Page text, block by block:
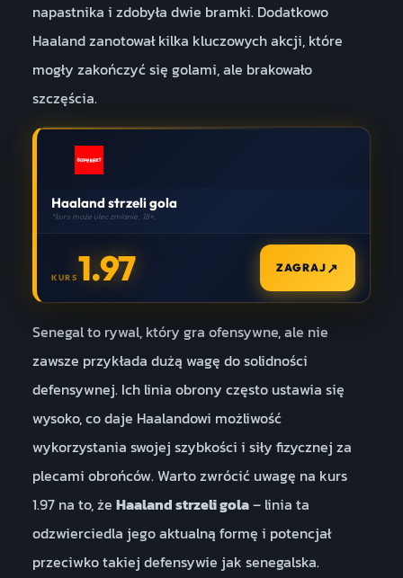
napastnika i zdobyła dwie bramki. Dodatkowo
Haaland zanotował kilka kluczowych akcji, które
mogły zakończyć się golami, ale brakowało
szczęścia.
Haaland strzeli gola
*kurs może ulec zmianie. 18+.
KURS1.97 ZAGRAJ ↗
Senegal to rywal, który gra ofensywne, ale nie
zawsze przykłada dużą wagę do solidności
defensywnej. Ich linia obrony często ustawia się
wysoko, co daje Haalandowi możliwość
wykorzystania swojej szybkości i siły fizycznej za
plecami obrońców. Warto zwrócić uwagę na kurs
1.97 na to, że Haaland strzeli gola– linia ta
odzwierciedla jego aktualną formę i potencjał
przeciwko takiej defensywie jak senegalska.